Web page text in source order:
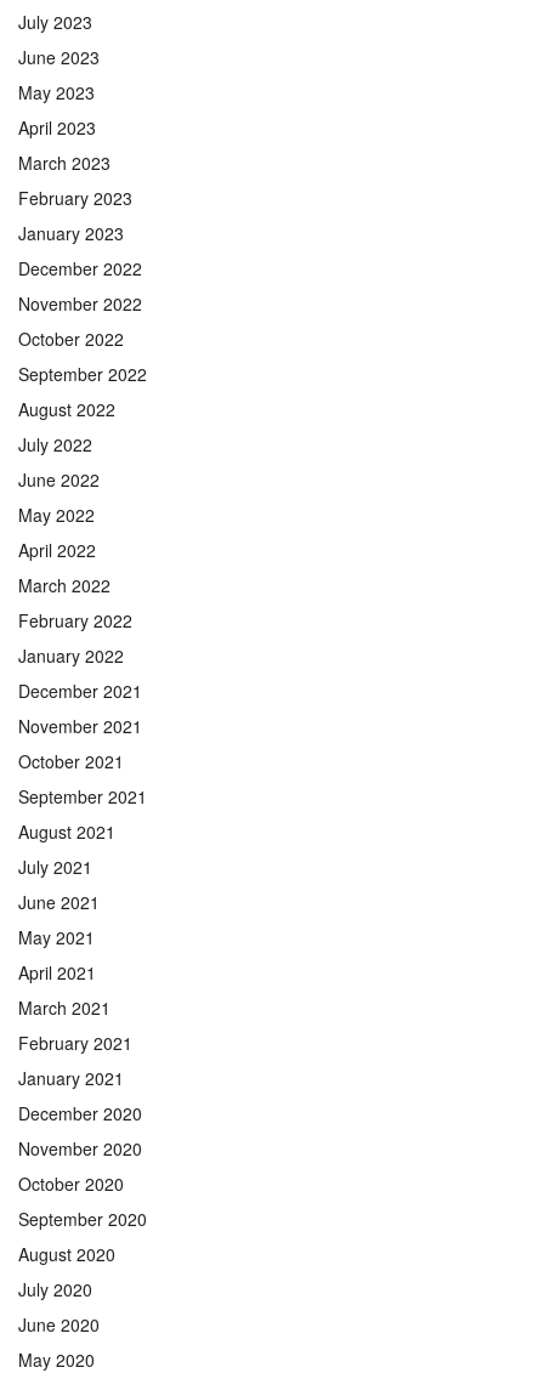
July 2023
June 2023
May 2023
April 2023
March 2023
February 2023
January 2023
December 2022
November 2022
October 2022
September 2022
August 2022
July 2022
June 2022
May 2022
April 2022
March 2022
February 2022
January 2022
December 2021
November 2021
October 2021
September 2021
August 2021
July 2021
June 2021
May 2021
April 2021
March 2021
February 2021
January 2021
December 2020
November 2020
October 2020
September 2020
August 2020
July 2020
June 2020
May 2020